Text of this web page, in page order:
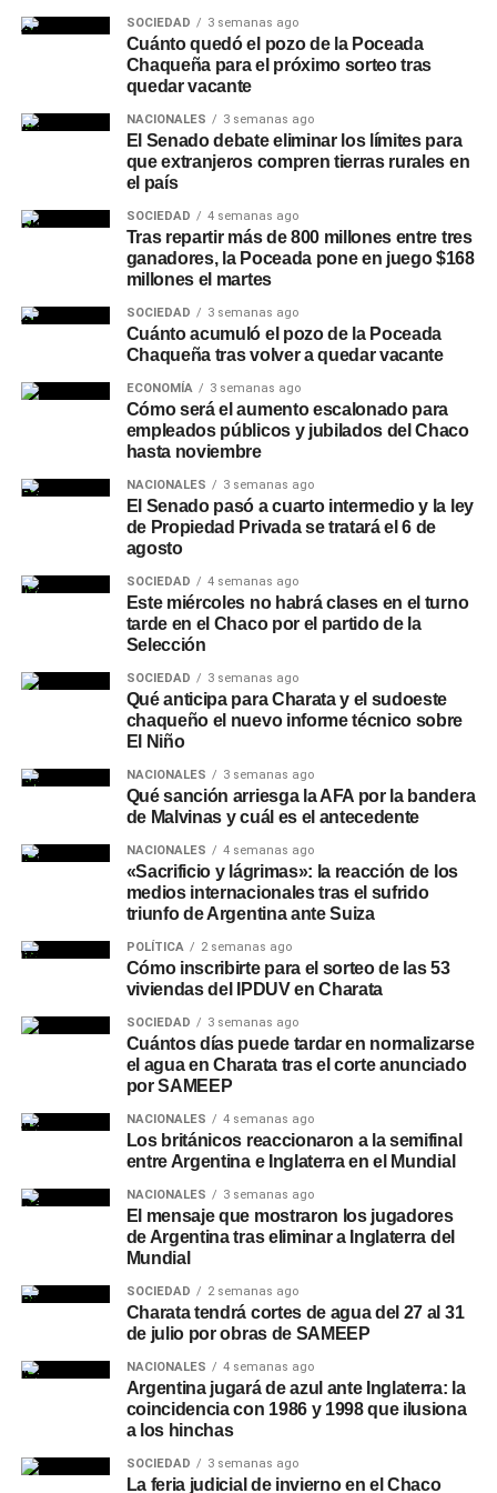
empresas privadas que acrediten sus haberes en
Los trabajadores de empresas privadas,
comercios o pymes que aún no cobran su sueldo en el
acceder a préstamos personales, la tarjeta Tuya, la
cuenta remunerada y otras opciones de inversión.
Otras líneas disponibles en
NBCH24
Además del Préstamo Express, la plataforma ofrece el
Préstamo Inmediato, con montos de hasta
$15.000.000, plazos de hasta 24 meses y tasa fija, y el
Préstamo Anticipo en 3 cuotas , pensado para
necesidades puntuales de corto plazo. Para el sector
privado, el Préstamo +Profesionales permite acceder
fija, mientras que la línea +Comercios está destinada a
comercios adheridos a Unicobros, con montos de hasta
$30.000.000, libre destino y gestión 100% online. A estas
opciones se suman otras líneas de gestión presencial,
como la consolidación de deudas yTu Préstamo en 36
, para financiar compras en comercios adheridos
de rubros como construcción, turismo, motos, bicicletas,
hogar y náutica.
Recomendaciones de
seguridad
Desde la entidad remarcaron que NBCH nunca solicita a
sus clientes realizar simulaciones de préstamos, cambios
de contraseñas, instalación de aplicaciones o
transferencias de dinero, y recomendaron operar siempre
verificado 3624161290o las redes sociales oficiales de
SOCIEDAD 3 semanas ago
Cuánto quedó el pozo de la Poceada
Chaqueña para el próximo sorteo tras
quedar vacante
NACIONALES 3 semanas ago
El Senado debate eliminar los límites para
que extranjeros compren tierras rurales en
el país
SOCIEDAD 4 semanas ago
Tras repartir más de 800 millones entre tres
ganadores, la Poceada pone en juego $168
millones el martes
SOCIEDAD 3 semanas ago
Cuánto acumuló el pozo de la Poceada
Chaqueña tras volver a quedar vacante
ECONOMÍA 3 semanas ago
Cómo será el aumento escalonado para
empleados públicos y jubilados del Chaco
hasta noviembre
NACIONALES 3 semanas ago
El Senado pasó a cuarto intermedio y la ley
de Propiedad Privada se tratará el 6 de
agosto
SOCIEDAD 4 semanas ago
Este miércoles no habrá clases en el turno
tarde en el Chaco por el partido de la
Selección
SOCIEDAD 3 semanas ago
Qué anticipa para Charata y el sudoeste
chaqueño el nuevo informe técnico sobre
El Niño
NACIONALES 3 semanas ago
Qué sanción arriesga la AFA por la bandera
de Malvinas y cuál es el antecedente
NACIONALES 4 semanas ago
«Sacrificio y lágrimas»: la reacción de los
medios internacionales tras el sufrido
triunfo de Argentina ante Suiza
POLÍTICA 2 semanas ago
Cómo inscribirte para el sorteo de las 53
viviendas del IPDUV en Charata
SOCIEDAD 3 semanas ago
Cuántos días puede tardar en normalizarse
el agua en Charata tras el corte anunciado
por SAMEEP
NACIONALES 4 semanas ago
Los británicos reaccionaron a la semifinal
entre Argentina e Inglaterra en el Mundial
NACIONALES 3 semanas ago
El mensaje que mostraron los jugadores
de Argentina tras eliminar a Inglaterra del
Mundial
SOCIEDAD 2 semanas ago
Charata tendrá cortes de agua del 27 al 31
de julio por obras de SAMEEP
NACIONALES 4 semanas ago
Argentina jugará de azul ante Inglaterra: la
coincidencia con 1986 y 1998 que ilusiona
a los hinchas
SOCIEDAD 3 semanas ago
La feria judicial de invierno en el Chaco